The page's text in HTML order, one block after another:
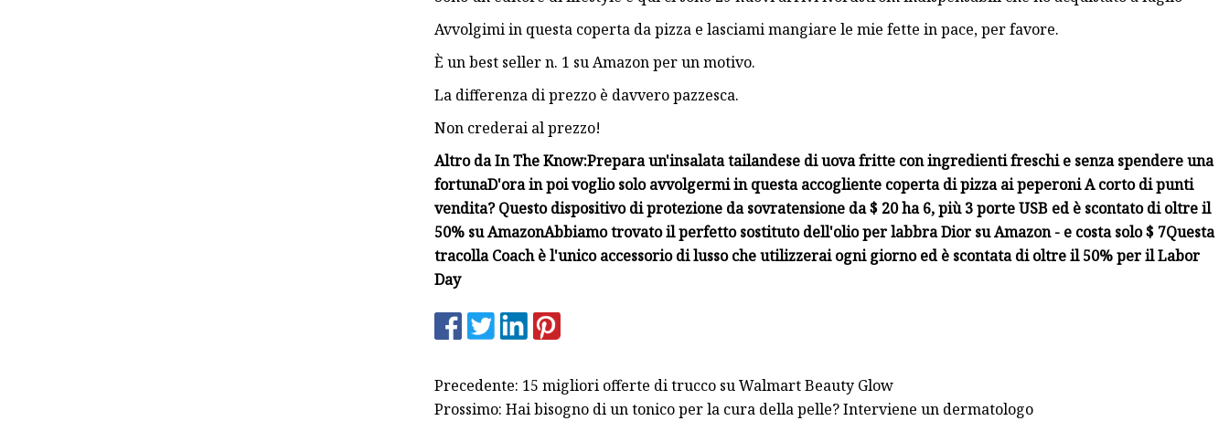
Avvolgimi in questa coperta da pizza e lasciami mangiare le mie fette in pace, per favore.
È un best seller n. 1 su Amazon per un motivo.
La differenza di prezzo è davvero pazzesca.
Non crederai al prezzo!
Altro da In The Know:Prepara un'insalata tailandese di uova fritte con ingredienti freschi e senza spendere una
fortunaD'ora in poi voglio solo avvolgermi in questa accogliente coperta di pizza ai peperoniA corto di punti
vendita? Questo dispositivo di protezione da sovratensione da $ 20 ha 6, più 3 porte USB ed è scontato di oltre il
50% su AmazonAbbiamo trovato il perfetto sostituto dell'olio per labbra Dior su Amazon - e costa solo $ 7Questa
tracolla Coach è l'unico accessorio di lusso che utilizzerai ogni giorno ed è scontata di oltre il 50% per il Labor
Day
Precedente: 15 migliori offerte di trucco su Walmart Beauty Glow
Prossimo: Hai bisogno di un tonico per la cura della pelle? Interviene un dermatologo